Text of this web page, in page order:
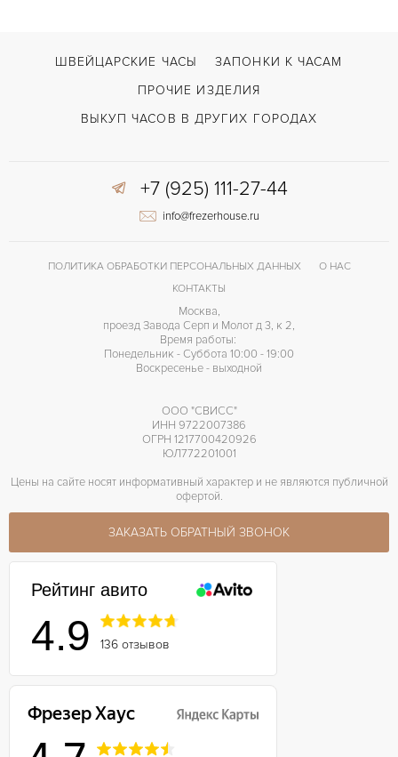
Двойной сложности застежка
ШВЕЙЦАРСКИЕ ЧАСЫ
ЗАПОНКИ К ЧАСАМ
ПРОЧИЕ ИЗДЕЛИЯ
ВЫКУП ЧАСОВ В ДРУГИХ ГОРОДАХ
+7 (925) 111-27-44
info@frezerhouse.ru
ПОЛИТИКА ОБРАБОТКИ ПЕРСОНАЛЬНЫХ ДАННЫХ
О НАС
КОНТАКТЫ
Москва,
проезд Завода Серп и Молот д 3, к 2,
Время работы:
Понедельник - Суббота 10:00 - 19:00
Воскресенье - выходной
ООО "СВИСС"
ИНН 9722007386
ОГРН 1217700420926
ЮЛ772201001
Цены на сайте носят информативный характер и не являются публичной
офертой.
ЗАКАЗАТЬ ОБРАТНЫЙ ЗВОНОК
Рейтинг авито
4.9 136 отзывов